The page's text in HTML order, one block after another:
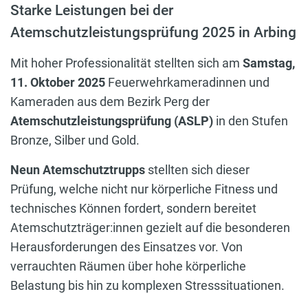
Starke Leistungen bei der
Atemschutzleistungsprüfung 2025 in Arbing
Mit hoher Professionalität stellten sich am Samstag,
11. Oktober 2025 Feuerwehrkameradinnen und
Kameraden aus dem Bezirk Perg der
Atemschutzleistungsprüfung (ASLP) in den Stufen
Bronze, Silber und Gold.
Neun Atemschutztrupps stellten sich dieser
Prüfung, welche nicht nur körperliche Fitness und
technisches Können fordert, sondern bereitet
Atemschutzträger:innen gezielt auf die besonderen
Herausforderungen des Einsatzes vor. Von
verrauchten Räumen über hohe körperliche
Belastung bis hin zu komplexen Stresssituationen.